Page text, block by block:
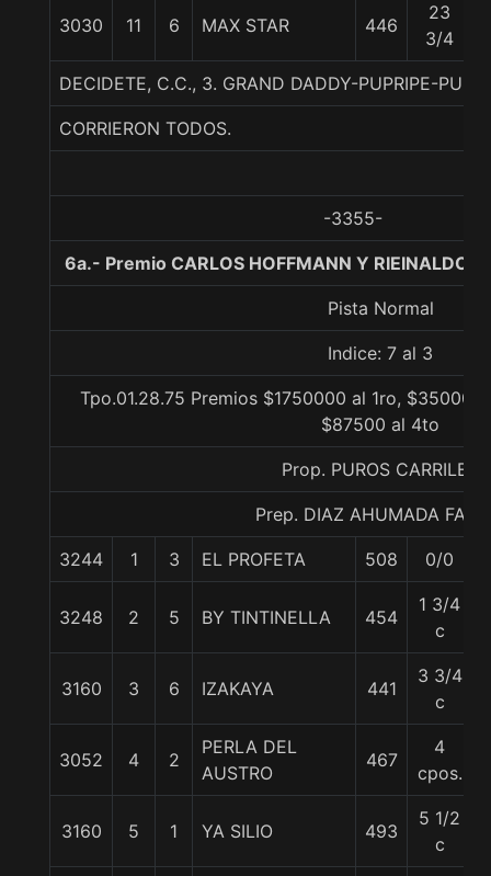
3030 11 6 MAX STAR 446
23
3/4
DECIDETE, C.C., 3. GRAND DADDY-PUPRIPE-PURE
CORRIERON TODOS.
-3355-
6a.- Premio CARLOS HOFFMANN Y RIEINALDO
Pista Normal
Indice: 7 al 3
Tpo.01.28.75 Premios $1750000 al 1ro,
$87500 al 4to
Prop. PUROS CARRILES
Prep. DIAZ AHUMADA
3244 1 3 EL PROFETA 508 0/0
3248 2 5 BY TINTINELLA 454
1 3/4
c
3160 3 6 IZAKAYA 441
3 3/4
c
3052 4 2
PERLA DEL
AUSTRO
467
4
cpos.
3160 5 1 YA SILIO 493
5 1/2
c